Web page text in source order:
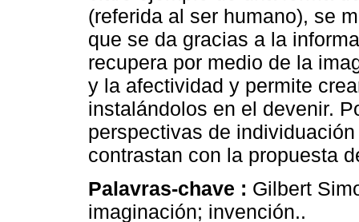
(referida al ser humano), se
que se da gracias a la
recupera por medio de la
y la afectividad y permite
instalándolos en el devenir.
perspectivas de
contrastan con la propuesta
Palavras-chave : Gilbert
imaginación; invención..